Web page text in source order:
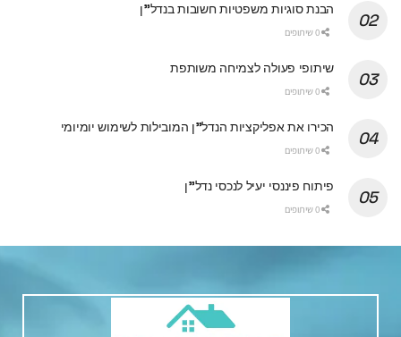
הבנת סוגיות משפטיות חשובות בנדל"ן
שיתופי פעולה לצמיחה משותפת
הכירו את אפליקציות הנדל"ן המובילות לשימוש יומיומי
פיתוח פיננסי יעיל לנכסי נדל"ן